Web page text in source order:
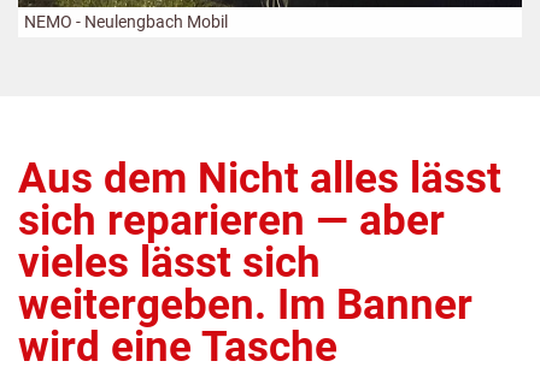
NEMO - Neulengbach Mobil
Aus dem Nicht alles lässt
sich reparieren — aber
vieles lässt sich
weitergeben. Im Banner
wird eine Tasche